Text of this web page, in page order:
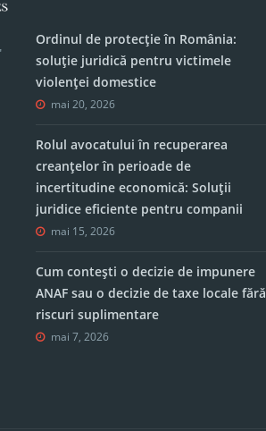
Ordinul de protecție în România:
soluție juridică pentru victimele
violenței domestice
mai 20, 2026
Rolul avocatului în recuperarea
creanțelor în perioade de
incertitudine economică: Soluții
juridice eficiente pentru companii
mai 15, 2026
Cum contești o decizie de impunere
ANAF sau o decizie de taxe locale fără
riscuri suplimentare
mai 7, 2026